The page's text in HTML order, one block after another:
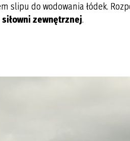
slipu do wodowania łódek.
siłowni zewnętrznej.